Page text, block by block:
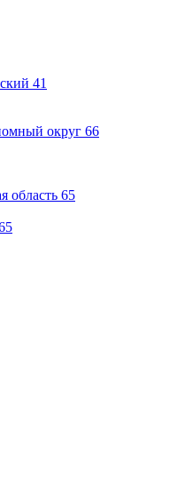
41
округ 66
область 65